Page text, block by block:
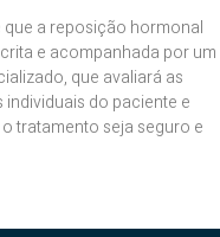
que a reposição hormonal
e acompanhada por um
que avaliará as
individuais do paciente e
tratamento seja seguro e